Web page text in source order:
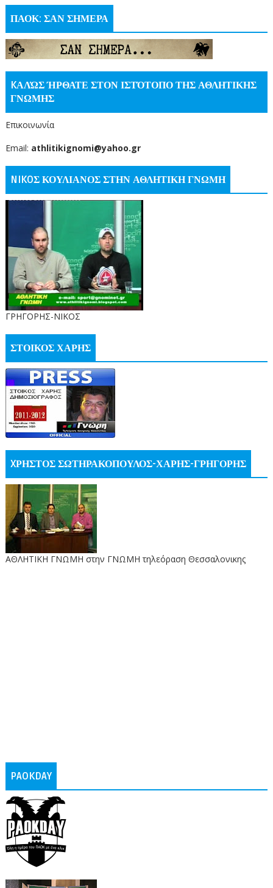
ΠΑΟΚ: ΣΑΝ ΣΗΜΕΡΑ
KΑΛΏΣ ΉΡΘΑΤΕ ΣΤΟΝ ΙΣΤΌΤΟΠΟ ΤΗΣ ΑΘΛΗΤΙΚΗΣ
ΓΝΩΜΗΣ
Επικοινωνία
Email: athlitikignomi@yahoo.gr
NIKOΣ ΚΟΥΛΙΑΝΟΣ ΣΤΗΝ ΑΘΛΗΤΙΚΗ ΓΝΩΜΗ
ΓΡΗΓΟΡΗΣ-ΝΙΚΟΣ
ΣΤΟΙΚΟΣ ΧΑΡΗΣ
XΡΗΣΤΟΣ ΣΩΤΗΡΑΚΟΠΟΥΛΟΣ-ΧΑΡΗΣ-ΓΡΗΓΟΡΗΣ
ΑΘΛΗΤΙΚΗ ΓΝΩΜΗ στην ΓΝΩΜΗ τηλεόραση Θεσσαλονικης
PAOKDAY